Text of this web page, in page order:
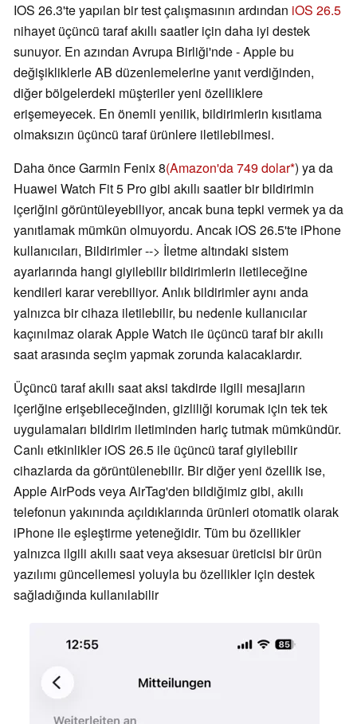
IOS 26.3'te yapılan bir test çalışmasının ardından iOS 26.5
nihayet üçüncü taraf akıllı saatler için daha iyi destek
sunuyor. En azından Avrupa Birliği'nde - Apple bu
değişikliklerle AB düzenlemelerine yanıt verdiğinden,
diğer bölgelerdeki müşteriler yeni özelliklere
erişemeyecek. En önemli yenilik, bildirimlerin kısıtlama
olmaksızın üçüncü taraf ürünlere iletilebilmesi.
Daha önce Garmin Fenix 8(Amazon'da 749 dolar ) ya da
Huawei Watch Fit 5 Pro gibi akıllı saatler bir bildirimin
içeriğini görüntüleyebiliyor, ancak buna tepki vermek ya da
yanıtlamak mümkün olmuyordu. Ancak iOS 26.5'te iPhone
kullanıcıları, Bildirimler --> İletme altındaki sistem
ayarlarında hangi giyilebilir bildirimlerin iletileceğine
kendileri karar verebiliyor. Anlık bildirimler aynı anda
yalnızca bir cihaza iletilebilir, bu nedenle kullanıcılar
kaçınılmaz olarak Apple Watch ile üçüncü taraf bir akıllı
saat arasında seçim yapmak zorunda kalacaklardır.
Üçüncü taraf akıllı saat aksi takdirde ilgili mesajların
içeriğine erişebileceğinden, gizliliği korumak için tek tek
uygulamaları bildirim iletiminden hariç tutmak mümkündür.
Canlı etkinlikler iOS 26.5 ile üçüncü taraf giyilebilir
cihazlarda da görüntülenebilir. Bir diğer yeni özellik ise,
Apple AirPods veya AirTag'den bildiğimiz gibi, akıllı
telefonun yakınında açıldıklarında ürünleri otomatik olarak
iPhone ile eşleştirme yeteneğidir. Tüm bu özellikler
yalnızca ilgili akıllı saat veya aksesuar üreticisi bir ürün
yazılımı güncellemesi yoluyla bu özellikler için destek
sağladığında kullanılabilir